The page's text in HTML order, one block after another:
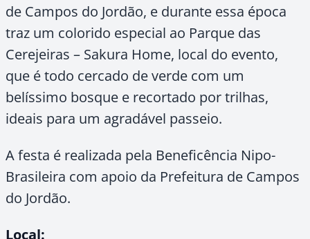
de Campos do Jordão, e durante essa época
traz um colorido especial ao Parque das
Cerejeiras – Sakura Home, local do evento,
que é todo cercado de verde com um
belíssimo bosque e recortado por trilhas,
ideais para um agradável passeio.
A festa é realizada pela Beneficência Nipo-
Brasileira com apoio da Prefeitura de Campos
do Jordão.
Local: